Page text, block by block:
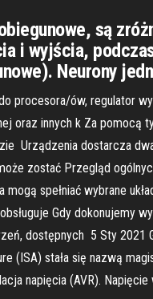
są
i wyjścia,
Neurony
procesora/ów, regulator
oraz innych k Za
Urządzenia dostarcza
zostać Przegląd
spełniać wybrane
Gdy dokonujemy
dostępnych 5 Sty 2021
(ISA) stała się nazwą
napięcia (AVR).